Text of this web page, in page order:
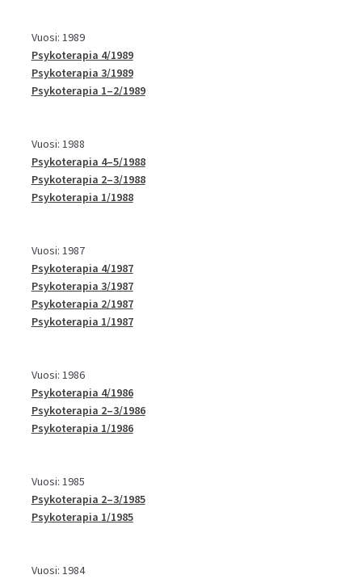
Vuosi: 1989
Psykoterapia 4/1989
Psykoterapia 3/1989
Psykoterapia 1–2/1989
Vuosi: 1988
Psykoterapia 4–5/1988
Psykoterapia 2–3/1988
Psykoterapia 1/1988
Vuosi: 1987
Psykoterapia 4/1987
Psykoterapia 3/1987
Psykoterapia 2/1987
Psykoterapia 1/1987
Vuosi: 1986
Psykoterapia 4/1986
Psykoterapia 2–3/1986
Psykoterapia 1/1986
Vuosi: 1985
Psykoterapia 2–3/1985
Psykoterapia 1/1985
Vuosi: 1984